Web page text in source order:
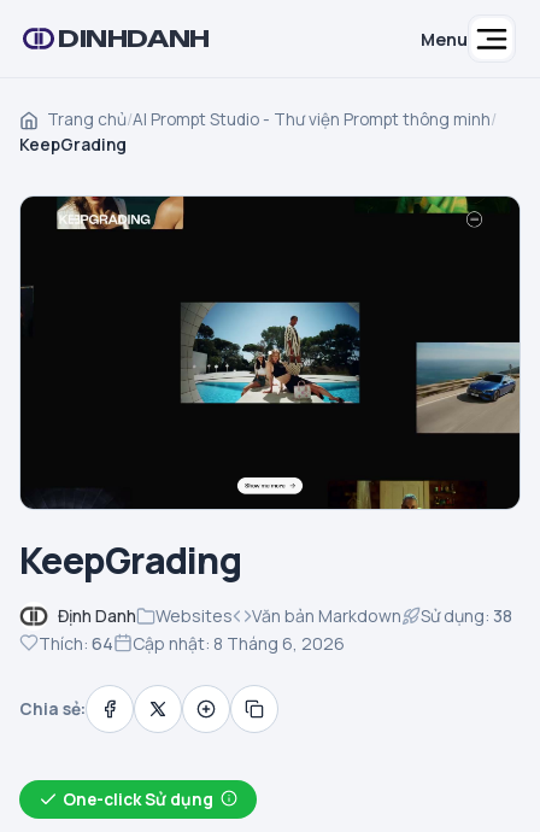
DINHDANH Menu
Trang chủ/AI Prompt Studio - Thư viện Prompt thông minh/
KeepGrading
KeepGrading
Định Danh Websites Văn bản Markdown Sử dụng: 38
Thích: 64 Cập nhật: 8 Tháng 6, 2026
Chia sẻ:
One-click Sử dụng